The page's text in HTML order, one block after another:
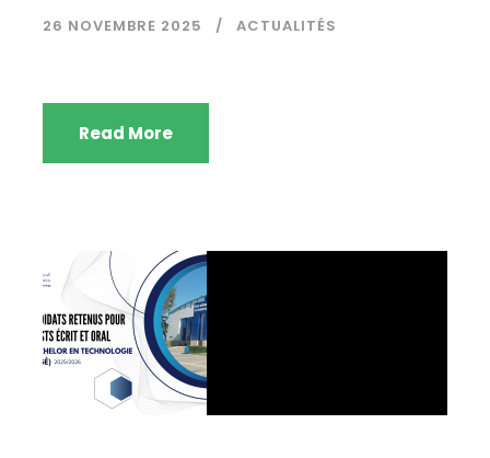
26 NOVEMBRE 2025 ACTUALITÉS
Read More